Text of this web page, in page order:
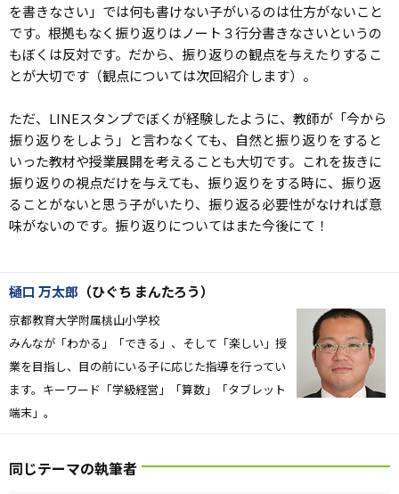
を書きなさい」では何も書けない子がいるのは仕方がないこと
です。根拠もなく振り返りはノート３行分書きなさいというの
もぼくは反対です。だから、振り返りの観点を与えたりするこ
とが大切です（観点については次回紹介します）。
ただ、LINEスタンプでぼくが経験したように、教師が「今から
振り返りをしよう」と言わなくても、自然と振り返りをすると
いった教材や授業展開を考えることも大切です。これを抜きに
振り返りの視点だけを与えても、振り返りをする時に、振り返
ることがないと思う子がいたり、振り返る必要性がなければ意
味がないのです。振り返りについてはまた今後にて！
樋口 万太郎 （ひぐち まんたろう）
京都教育大学附属桃山小学校
みんなが「わかる」「できる」、そして「楽しい」授
業を目指し、目の前にいる子に応じた指導を行ってい
ます。キーワード「学級経営」「算数」「タブレット
端末」。
同じテーマの執筆者